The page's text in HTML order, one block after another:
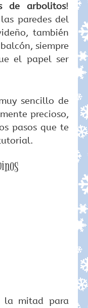
de arbolitos!
paredes del
también
siempre
el papel ser
sencillo de
precioso,
pasos que te
la mitad para